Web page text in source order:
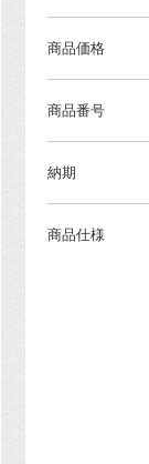
商品価格
商品番号
納期
商品仕様